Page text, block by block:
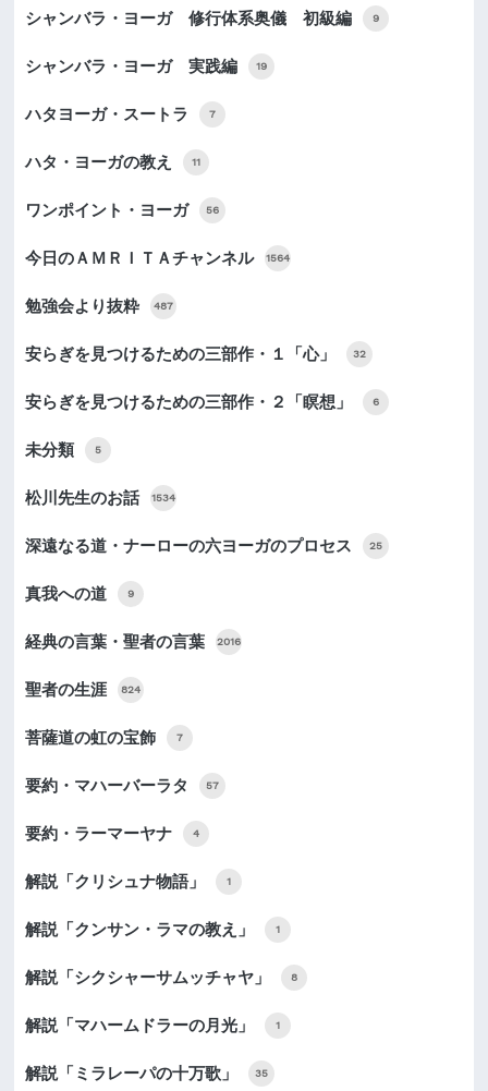
シャンバラ・ヨーガ 修行体系奥儀 初級編 9
シャンバラ・ヨーガ 実践編 19
ハタヨーガ・スートラ 7
ハタ・ヨーガの教え 11
ワンポイント・ヨーガ 56
今日のＡＭＲＩＴＡチャンネル 1564
勉強会より抜粋 487
安らぎを見つけるための三部作・１「心」 32
安らぎを見つけるための三部作・２「瞑想」 6
未分類 5
松川先生のお話 1534
深遠なる道・ナーローの六ヨーガのプロセス 25
真我への道 9
経典の言葉・聖者の言葉 2016
聖者の生涯 824
菩薩道の虹の宝飾 7
要約・マハーバーラタ 57
要約・ラーマーヤナ 4
解説「クリシュナ物語」 1
解説「クンサン・ラマの教え」 1
解説「シクシャーサムッチャヤ」 8
解説「マハームドラーの月光」 1
解説「ミラレーパの十万歌」 35